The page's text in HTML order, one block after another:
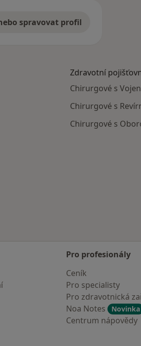
spravovat profil
Zdravotní
Chirurgové s
Chirurgové s
Chirurgové s
Pro profesionály
Ceník
Pro specialisty
Pro zdravotnická
Noa Notes
Novinka
Centrum nápovědy